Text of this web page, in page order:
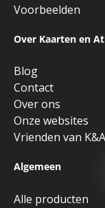
Voorbeelden
Over Kaarten en
Blog
Contact
Over ons
Onze websites
Vrienden van K&A
Algemeen
Alle producten